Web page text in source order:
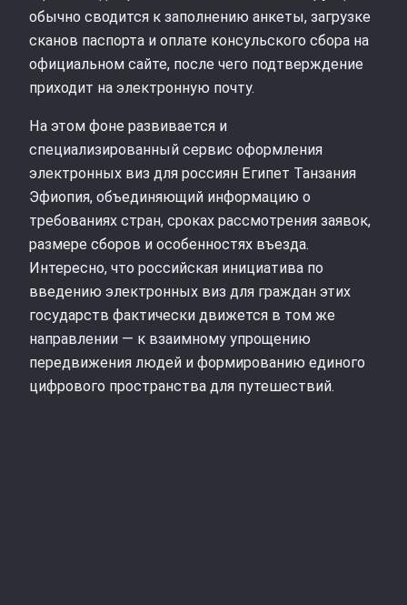
обычно сводится к заполнению анкеты, загрузке
сканов паспорта и оплате консульского сбора на
официальном сайте, после чего подтверждение
приходит на электронную почту.
На этом фоне развивается и
специализированный сервис оформления
электронных виз для россиян Египет Танзания
Эфиопия, объединяющий информацию о
требованиях стран, сроках рассмотрения заявок,
размере сборов и особенностях въезда.
Интересно, что российская инициатива по
введению электронных виз для граждан этих
государств фактически движется в том же
направлении — к взаимному упрощению
передвижения людей и формированию единого
цифрового пространства для путешествий.